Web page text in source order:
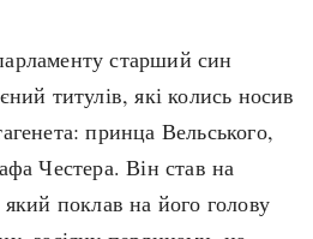
старший син
титулів, які колись носив
принца Вельського,
Честера. Він став на
поклав на його голову